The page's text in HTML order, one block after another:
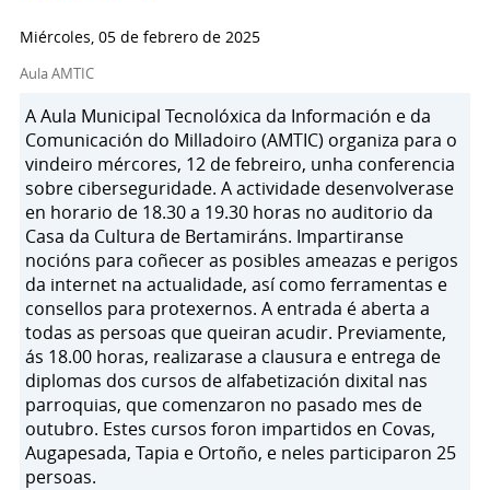
Miércoles, 05 de febrero de 2025
Aula AMTIC
A Aula Municipal Tecnolóxica da Información e da
Comunicación do Milladoiro (AMTIC) organiza para o
vindeiro mércores, 12 de febreiro, unha conferencia
sobre ciberseguridade. A actividade desenvolverase
en horario de 18.30 a 19.30 horas no auditorio da
Casa da Cultura de Bertamiráns. Impartiranse
nocións para coñecer as posibles ameazas e perigos
da internet na actualidade, así como ferramentas e
consellos para protexernos. A entrada é aberta a
todas as persoas que queiran acudir. Previamente,
ás 18.00 horas, realizarase a clausura e entrega de
diplomas dos cursos de alfabetización dixital nas
parroquias, que comenzaron no pasado mes de
outubro. Estes cursos foron impartidos en Covas,
Augapesada, Tapia e Ortoño, e neles participaron 25
persoas.